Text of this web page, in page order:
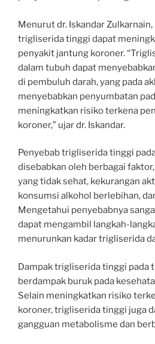
Menurut dr. Iskandar Zulkarnain,
trigliserida tinggi dapat
penyakit jantung koroner.
dalam tubuh dapat
di pembuluh darah, yang pada
menyebabkan penyumbatan
meningkatkan risiko terkena
koroner,” ujar dr. Iskandar.
Penyebab trigliserida tinggi
disebabkan oleh berbagai
yang tidak sehat, kekurangan
konsumsi alkohol berlebihan,
Mengetahui penyebabnya
dapat mengambil langkah-
menurunkan kadar trigliserida
Dampak trigliserida tinggi pada
berdampak buruk pada
Selain meningkatkan risiko
koroner, trigliserida tinggi juga
gangguan metabolisme dan